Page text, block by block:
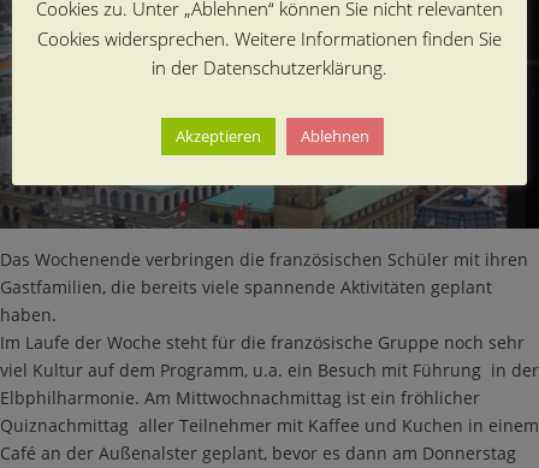
Das Wochenende verbringen die französischen Schüler mit ihren
Gastfamilien, die bereits viele spannende Aktivitäten geplant
haben.
Im Laufe der Woche steht für die französische Gruppe noch sehr
viel Kultur auf dem Programm, u.a. ein Besuch mit Führung in der
Elbphilharmonie. Am Mittwochnachmittag ist ein fröhlicher
Quiznachmittag aller Teilnehmer mit Kaffee und Kuchen in einem
Café an der Außenalster geplant, bevor es dann am Donnerstag
Cookies zu. Unter „Ablehnen“ können Sie nicht relevanten
Cookies widersprechen. Weitere Informationen finden Sie
in der Datenschutzerklärung.
Akzeptieren Ablehnen